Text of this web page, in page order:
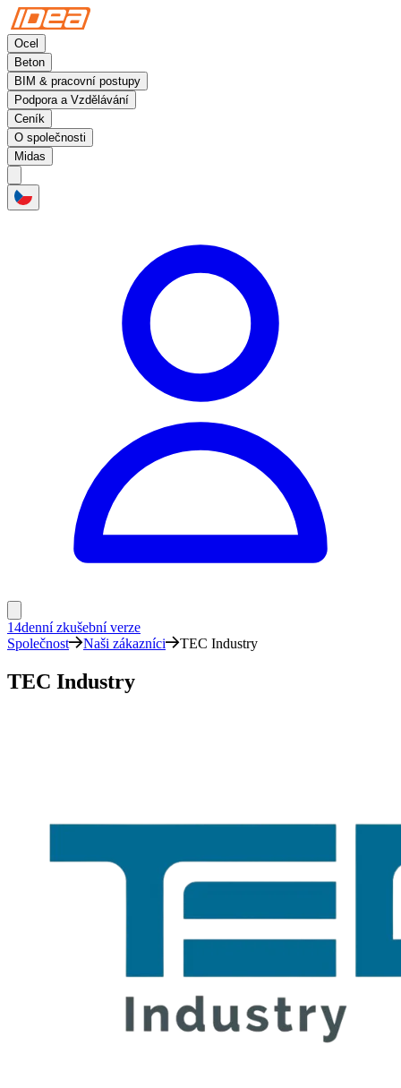
Ocel
Beton
BIM & pracovní postupy
Podpora a Vzdělávání
Ceník
O společnosti
Midas
14denní zkušební verze
Společnost
Naši zákazníci TEC Industry
TEC Industry